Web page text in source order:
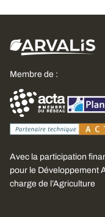
Membre de :
Avec la participation
pour le Développement
charge de l’Agriculture